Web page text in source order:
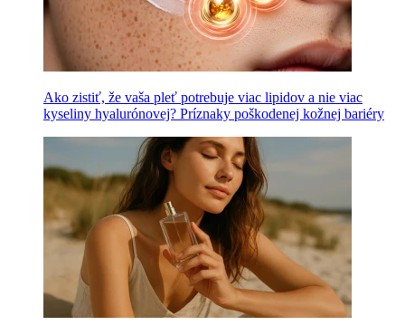
Ako zistiť, že vaša pleť potrebuje viac lipidov a nie viac
kyseliny hyalurónovej? Príznaky poškodenej kožnej bariéry